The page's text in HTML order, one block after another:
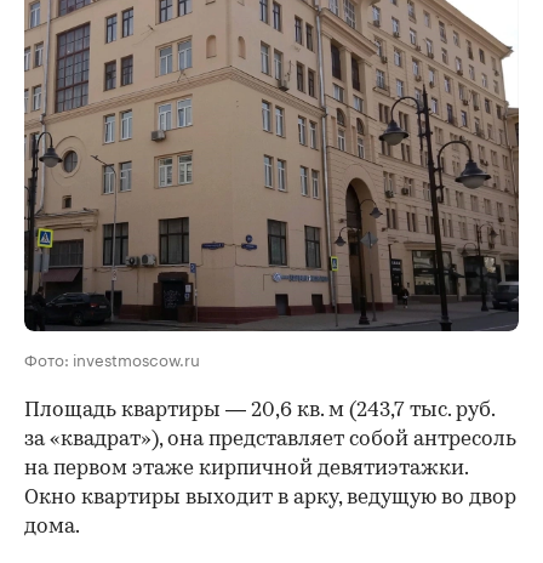
Фото: investmoscow.ru
Площадь квартиры — 20,6 кв. м (243,7 тыс. руб.
за «квадрат»), она представляет собой антресоль
на первом этаже кирпичной девятиэтажки.
Окно квартиры выходит в арку, ведущую во двор
дома.